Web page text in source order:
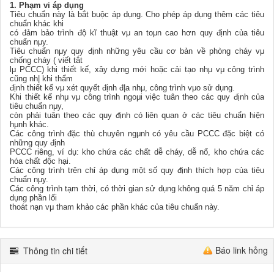
1. Phạm vi áp dụng
Tiêu chuẩn này là bắt buộc áp dụng. Cho phép áp dụng thêm các tiêu
chuẩn khác khi
có đảm bảo trình độ kĩ thuật vμ an toμn cao hơn quy định của tiêu
chuẩn nμy.
Tiêu chuẩn nμy quy định những yêu cầu cơ bản về phòng cháy vμ
chống cháy ( viết tắt
lμ PCCC) khi thiết kế, xây dựng mới hoặc cải tạo nhμ vμ công trình
cũng nh| khi thẩm
định thiết kế vμ xét quyết định đ|a nhμ, công trình vμo sử dụng.
Khi thiết kế nhμ vμ công trình ngoμi việc tuân theo các quy định của
tiêu chuẩn nμy,
còn phải tuân theo các quy định có liên quan ở các tiêu chuẩn hiện
hμnh khác.
Các công trình đặc thù chuyên ngμnh có yêu cầu PCCC đặc biệt có
những quy định
PCCC riêng, ví dụ: kho chứa các chất dễ cháy, dễ nổ, kho chứa các
hóa chất độc hại.
Các công trình trên chỉ áp dụng một số quy định thích hợp của tiêu
chuẩn nμy.
Các công trình tạm thời, có thời gian sử dụng không quá 5 năm chỉ áp
dụng phần lối
thoát nạn vμ tham khảo các phần khác của tiêu chuẩn này.
Báo link hỏng
Thông tin chi tiết